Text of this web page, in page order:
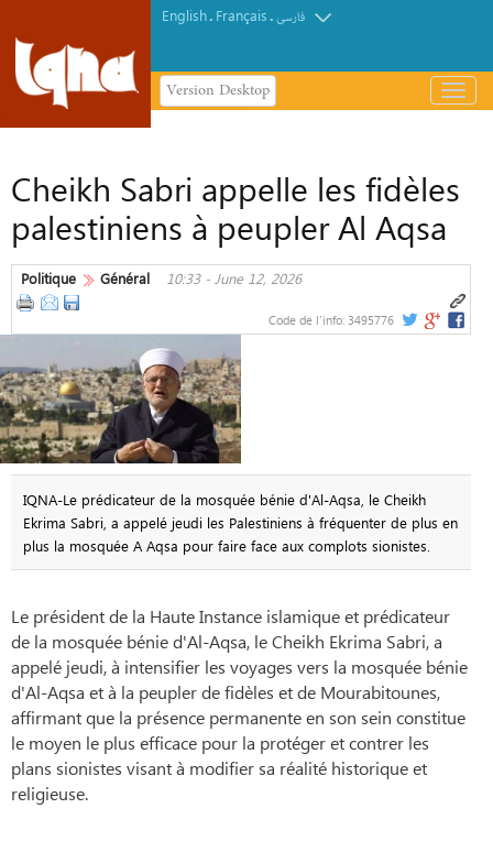
English. Français.فارسی
Version Desktop
باز
و
منوCheikh Sabri appelle les fidèles
palestiniens à peupler Al Aqsa
Politique Général 10:33 - June 12, 2026
Code de l'info: 3495776
IQNA-Le prédicateur de la mosquée bénie d'Al-Aqsa, le Cheikh
Ekrima Sabri, a appelé jeudi les Palestiniens à fréquenter de plus en
plus la mosquée A Aqsa pour faire face aux complots sionistes.
Le président de la Haute Instance islamique et prédicateur
de la mosquée bénie d'Al-Aqsa, le Cheikh Ekrima Sabri, a
appelé jeudi, à intensifier les voyages vers la mosquée bénie
d'Al-Aqsa et à la peupler de fidèles et de Mourabitounes,
affirmant que la présence permanente en son sein constitue
le moyen le plus efficace pour la protéger et contrer les
plans sionistes visant à modifier sa réalité historique et
religieuse.